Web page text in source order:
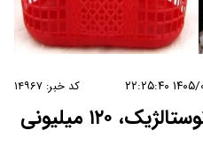
۲۲:۲۵:۴۰ کد خبر: ۱۴۹۶۷
وقتی زنبیل پلاستیکی نوستالژیک، ۱۲۰ میلیونی